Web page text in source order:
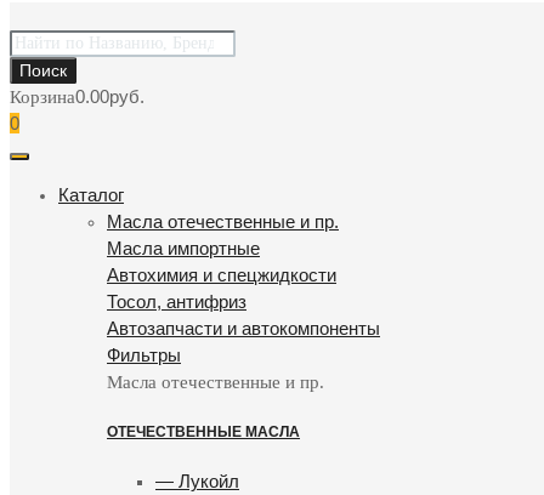
Поиск
товаров
Поиск
Корзина0.00руб.
0
Каталог
Масла отечественные и пр.
Масла импортные
Автохимия и спецжидкости
Тосол, антифриз
Автозапчасти и автокомпоненты
Фильтры
Масла отечественные и пр.
ОТЕЧЕСТВЕННЫЕ МАСЛА
— Лукойл